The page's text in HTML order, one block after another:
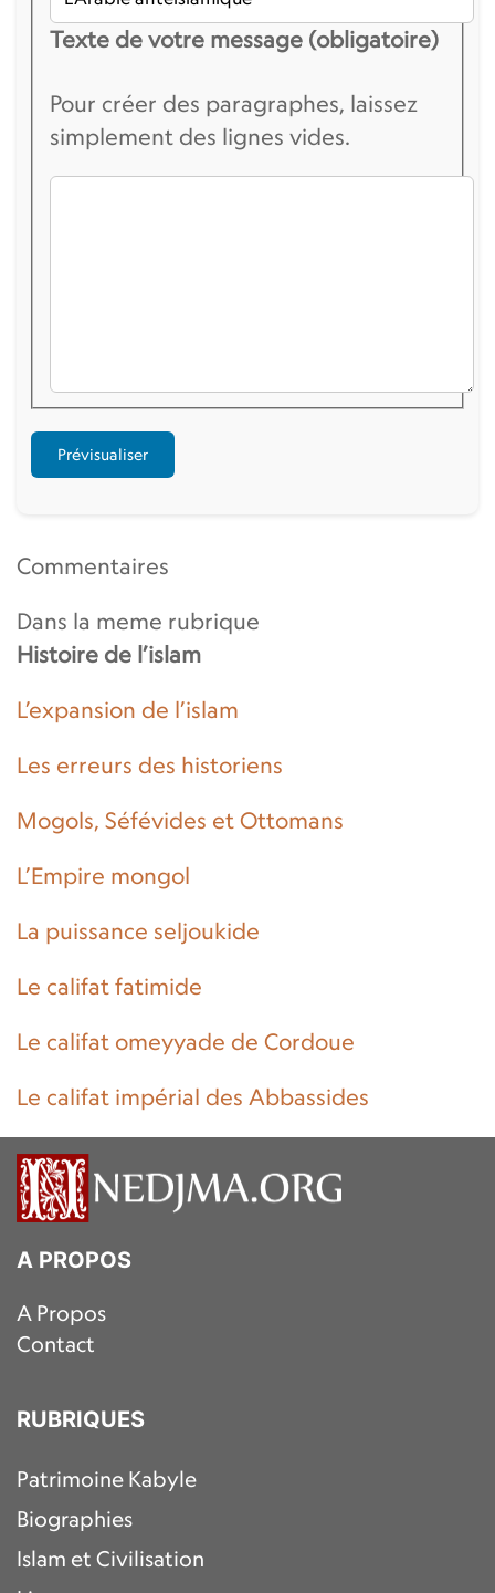
Texte de votre message (obligatoire)
Pour créer des paragraphes, laissez
simplement des lignes vides.
Commentaires
Dans la meme rubrique
Histoire de l’islam
L’expansion de l’islam
Les erreurs des historiens
Mogols, Séfévides et Ottomans
L’Empire mongol
La puissance seljoukide
Le califat fatimide
Le califat omeyyade de Cordoue
Le califat impérial des Abbassides
A PROPOS
A Propos
Contact
RUBRIQUES
Patrimoine Kabyle
Biographies
Islam et Civilisation